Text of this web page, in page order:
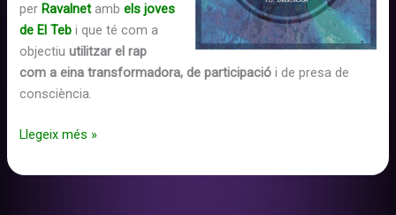
perRavalnet ambels joves
de El Tebi que té com a
objectiuutilitzar el rap
com a eina transformadora, de participació i de presa de
consciència.
Verkami:
disco
Llegeix més »